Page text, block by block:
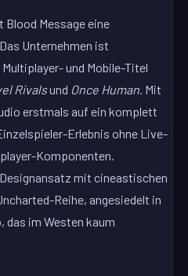
Blood Message eine
Unternehmen ist
und Mobile-Titel
Rivalsund Once Human. Mit
erstmals auf ein komplett
Erlebnis ohne Live-
Komponenten.
mit cineastischen
Reihe, angesiedelt in
das im Westen kaum